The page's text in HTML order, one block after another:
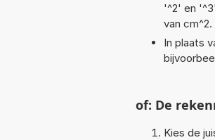
'^2' en
van cm^2.
In plaats
of: De
Kies de